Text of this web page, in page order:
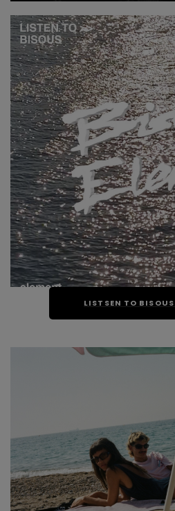
LISTSEN TO BISOUS